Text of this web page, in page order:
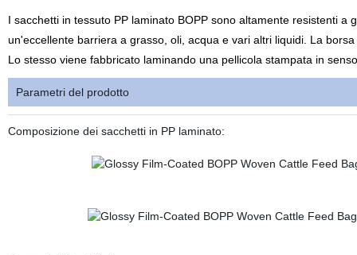
I sacchetti in tessuto PP laminato BOPP sono altamente resistenti
un'eccellente barriera a grasso, oli, acqua e vari altri liquidi. La
Lo stesso viene fabbricato laminando una pellicola stampata in
Parametri del prodotto
Composizione dei sacchetti in PP laminato: